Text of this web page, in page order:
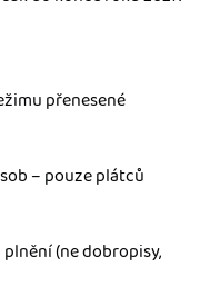
přenesené
– pouze plátců
(ne dobropisy,